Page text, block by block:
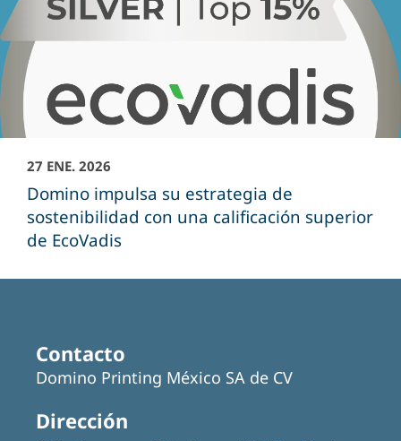
27 ENE. 2026
Domino impulsa su estrategia de
sostenibilidad con una calificación superior
de EcoVadis
Contacto
Domino Printing México SA de CV
Dirección